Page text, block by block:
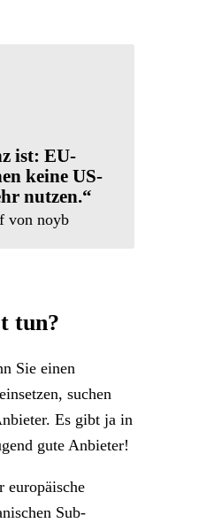
ist: EU-
keine US-
nutzen.“
von noyb
tun?
Sie einen
suchen
Es gibt ja in
gute Anbieter!
europäische
Sub-